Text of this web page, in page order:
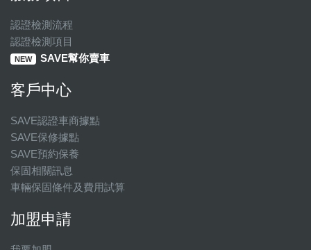
認證檢測流程
認證檢測項目
NEW SAVE幫你賣車
客戶中心
SAVE認證車商據點
SAVE保修據點
SAVE預約保養
保固相關訊息
車輛保固條件及費用試算
加盟申請